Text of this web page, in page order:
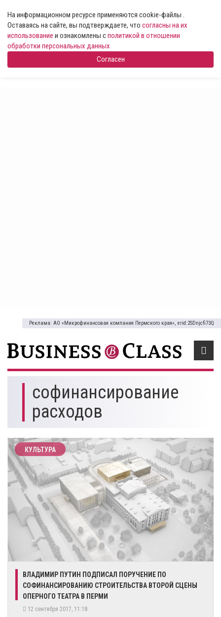
На информационном ресурсе применяются cookie-файлы .
Оставаясь на сайте, вы подтверждаете, что согласны на их
использование и ознакомлены сполитикой в отношении
обработки персональных данных
Согласен
Реклама: АО «Микрофинансовая компания Пермского края», erid:2SDnjcfi73Q
софинансирование
расходов
КУЛЬТУРА
ВЛАДИМИР ПУТИН ПОДПИСАЛ ПОРУЧЕНИЕ ПО
СОФИНАНСИРОВАНИЮ СТРОИТЕЛЬСТВА ВТОРОЙ СЦЕНЫ
ОПЕРНОГО ТЕАТРА В ПЕРМИ
12 сентября 2017, 11:18